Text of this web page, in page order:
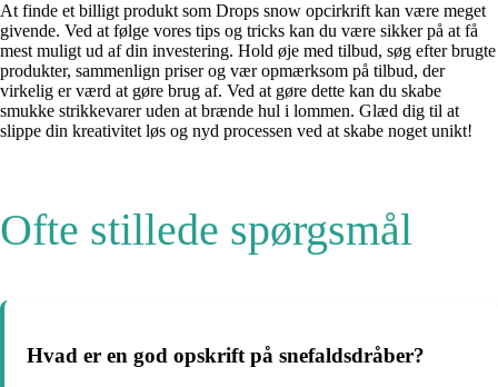
At finde et billigt produkt som Drops snow opcirkrift kan være meget
givende. Ved at følge vores tips og tricks kan du være sikker på at få
mest muligt ud af din investering. Hold øje med tilbud, søg efter brugte
produkter, sammenlign priser og vær opmærksom på tilbud, der
virkelig er værd at gøre brug af. Ved at gøre dette kan du skabe
smukke strikkevarer uden at brænde hul i lommen. Glæd dig til at
slippe din kreativitet løs og nyd processen ved at skabe noget unikt!
Ofte stillede spørgsmål
Hvad er en god opskrift på snefaldsdråber?